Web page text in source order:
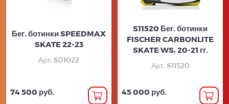
Бег. ботинки SPEEDMAX
SKATE 22-23
Арт. S01022
74 500 руб.
S11520 Бег. ботинки
FISCHER CARBONLITE
SKATE WS, 20-21 гг.
Арт. S11520
45 000 руб.